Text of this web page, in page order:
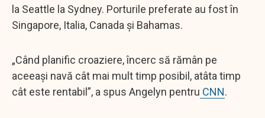
la Seattle la Sydney. Porturile preferate au fost în
Singapore, Italia, Canada și Bahamas.
„Când planific croaziere, încerc să rămân pe
aceeași navă cât mai mult timp posibil, atâta timp
cât este rentabil”, a spus Angelyn pentru CNN.